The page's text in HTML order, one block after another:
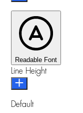
Readable Font
Line Height
Default